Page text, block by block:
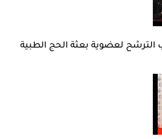
الترشح لعضوية بعثة الحج الطبية